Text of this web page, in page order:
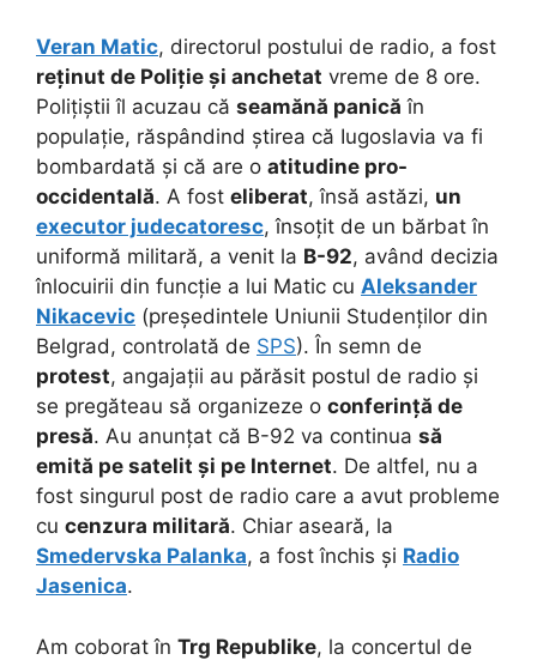
Veran Matic, directorul postului de radio, a fost
reținut de Poliție și anchetat vreme de 8 ore.
Polițiștii îl acuzau că seamănă panică în
populație, răspândind știrea că Iugoslavia va fi
bombardată și că are o atitudine pro-
occidentală. A fost eliberat, însă astăzi, un
executor judecatoresc, însoțit de un bărbat în
uniformă militară, a venit la B-92, având decizia
înlocuirii din funcție a lui Matic cu Aleksander
Nikacevic (președintele Uniunii Studenților din
Belgrad, controlată de SPS). În semn de
protest, angajații au părăsit postul de radio și
se pregăteau să organizeze o conferință de
presă. Au anunțat că B-92 va continua să
emită pe satelit și pe Internet. De altfel, nu a
fost singurul post de radio care a avut probleme
cu cenzura militară. Chiar aseară, la
Smedervska Palanka, a fost închis și Radio
Jasenica.
Am coborat în Trg Republike, la concertul de